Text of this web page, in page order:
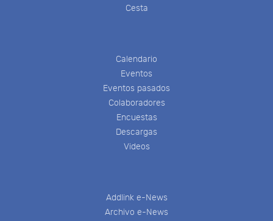
Cesta
Calendario
Eventos
Eventos pasados
Colaboradores
Encuestas
Descargas
Videos
Addlink e-News
Archivo e-News